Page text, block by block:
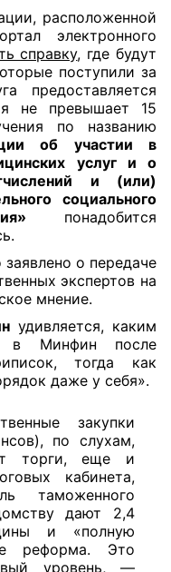
расположенной
электронного
справку, где будут
поступили за
предоставляется
не превышает 15
по названию
об участии в
услуг и о
и (или)
социального
понадобится
о передаче
экспертов на
мнение.
удивляется, каким
в Минфин после
тогда как
даже у себя».
закупки
по слухам,
торги, еще и
кабинета,
таможенного
дают 2,4
и «полную
реформа. Это
уровень, —